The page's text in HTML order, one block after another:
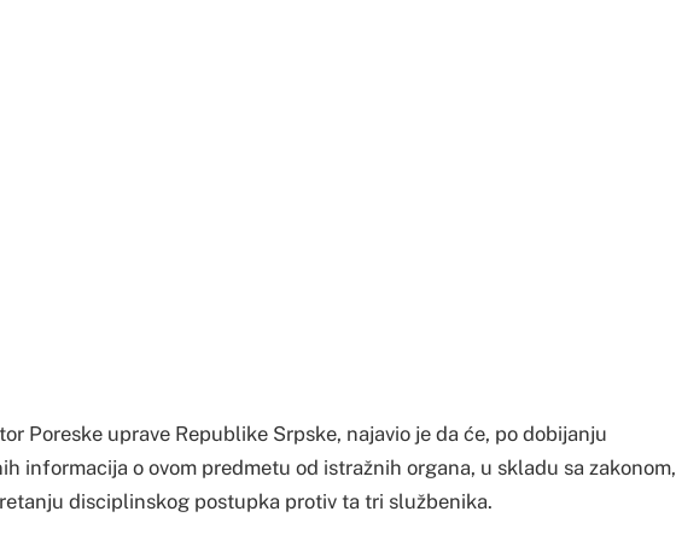
Poreske uprave Republike Srpske, najavio je da će, po dobijanju
informacija o ovom predmetu od istražnih organa, u skladu sa zakonom,
disciplinskog postupka protiv ta tri službenika.